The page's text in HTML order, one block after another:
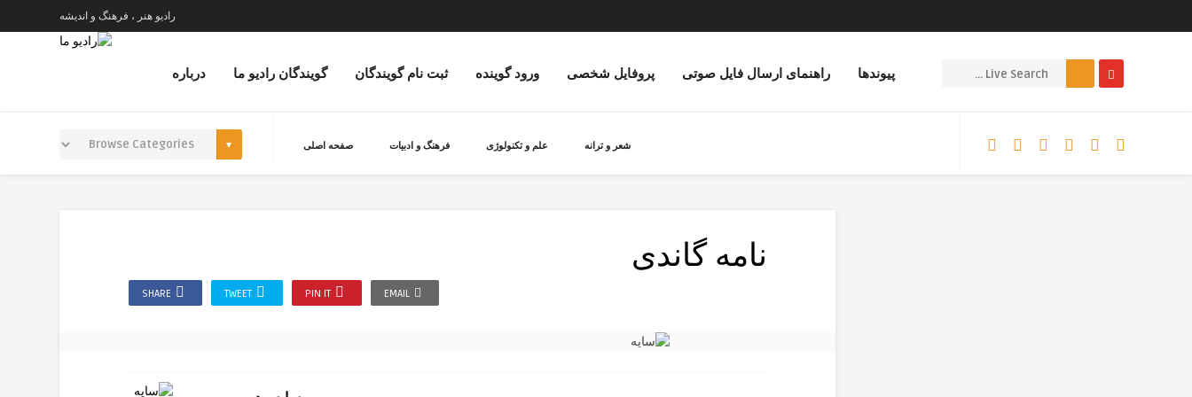
رادیو هنر ، فرهنگ و اندیشه
درباره گویندگان رادیو ما ثبت نام گویندگان ورود گوینده پروفایل شخصی راهنمای ارسال فایل صوتی پیوندها
صفحه اصلی فرهنگ و ادبیات علم و تکنولوژی شعر و ترانه
نامه گاندی
SHARE TWEET PIN IT EMAIL